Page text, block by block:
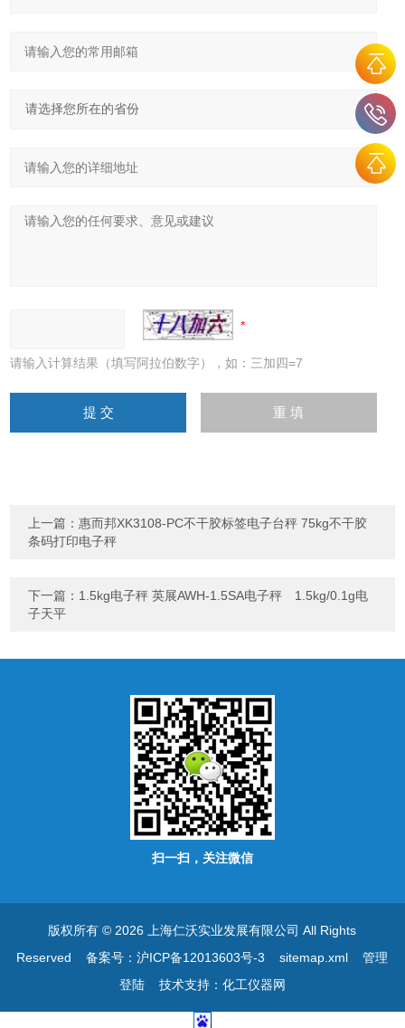
请输入计算结果（填写阿拉伯数字），如：三加四=7
上一篇：惠而邦XK3108-PC不干胶标签电子台秤 75kg不干胶
条码打印电子秤
下一篇： 1.5kg电子秤 英展AWH-1.5SA电子秤 1.5kg/0.1g电
子天平
扫一扫，关注微信
版权所有 © 2026 上海仁沃实业发展有限公司 All Rights
Reserved备案号：沪ICP备12013603号-3 sitemap.xml
管理
登陆技术支持： 化工仪器网